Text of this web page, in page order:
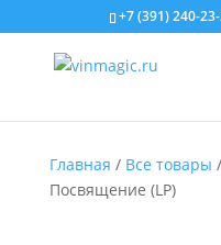
+7 (391) 240-
Главная / Все товары /
Посвящение (LP)